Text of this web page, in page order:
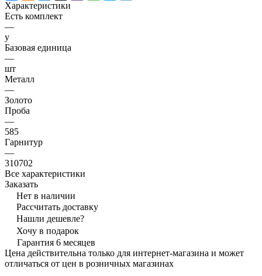
Характеристики
Есть комплект
—
y
Базовая единица
—
шт
Металл
—
Золото
Проба
—
585
Гарнитур
—
310702
Все характеристики
Заказать
Нет в наличии
Рассчитать доставку
Нашли дешевле?
Хочу в подарок
Гарантия 6 месяцев
Цена действительна только для интернет-магазина и может
отличаться от цен в розничных магазинах